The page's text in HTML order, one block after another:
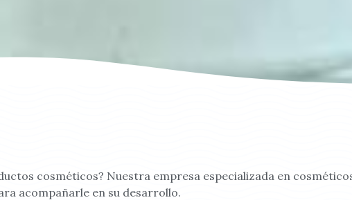
cosméticos? Nuestra empresa especializada en
acompañarle en su desarrollo.